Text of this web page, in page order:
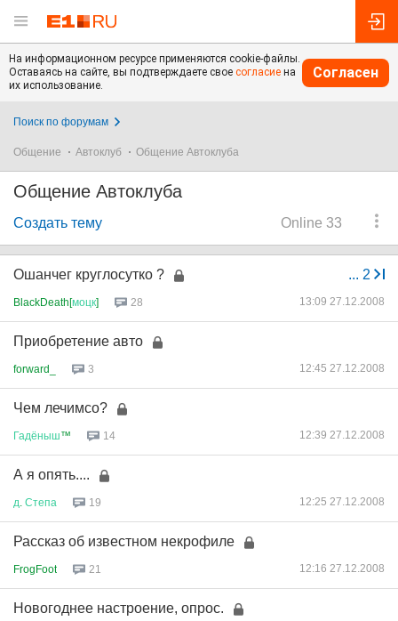
На информационном ресурсе применяются cookie-файлы.
Оставаясь на сайте, вы подтверждаете свое согласие на
их использование.
Согласен
Поиск по форумам
Общение Автоклуб Общение Автоклуба
Общение Автоклуба
Online 33
Создать тему
... 2
Ошанчег круглосутко ?
BlackDeath[моцк] 28 13:09 27.12.2008
Приобретение авто
forward_ 3 12:45 27.12.2008
Чем лечимсо?
Гадёныш™ 14 12:39 27.12.2008
А я опять....
д Степа 19 12:25 27.12.2008
Рассказ об известном некрофиле
FrogFoot 21 12:16 27.12.2008
Новогоднее настроение, опрос.